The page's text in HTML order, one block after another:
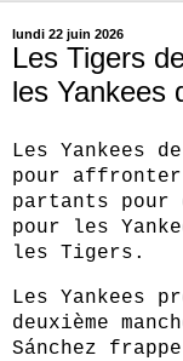
lundi 22 juin 2026
Les Tigers
les Yankees
Les Yankees
pour
partants pour
pour les
les Tigers.
Les Yankees
deuxième
Sánchez